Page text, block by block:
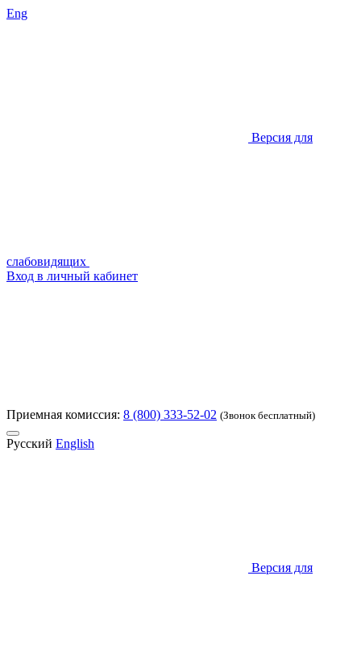
Eng
Версия для
слабовидящих
Вход в личный кабинет
Приемная комиссия: 8 (800) 333-52-02 (Звонок бесплатный)
Русский English
Версия для